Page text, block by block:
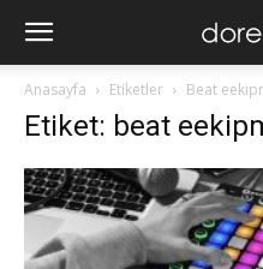
Anasayfa Etiketler Beat
Etiket: beat